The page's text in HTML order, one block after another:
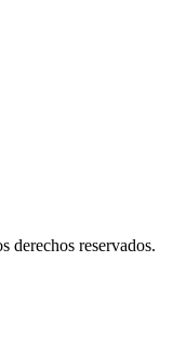
derechos reservados.